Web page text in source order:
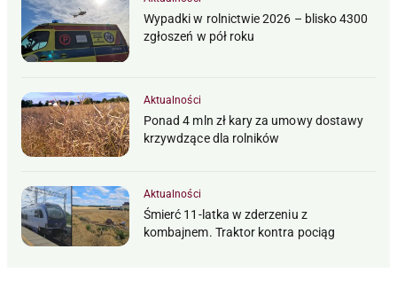
Wypadki w rolnictwie 2026 – blisko 4300
zgłoszeń w pół roku
Aktualności
Ponad 4 mln zł kary za umowy dostawy
krzywdzące dla rolników
Aktualności
Śmierć 11-latka w zderzeniu z
kombajnem. Traktor kontra pociąg